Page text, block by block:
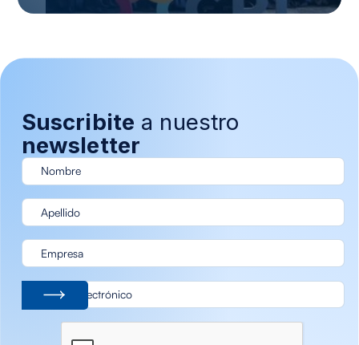
Suscribite a nuestro
newsletter